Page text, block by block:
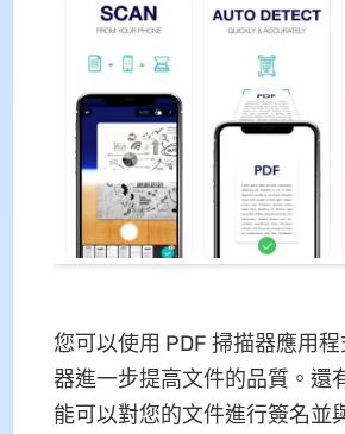
您可以使用 PDF 掃描器應用
器進一步提高文件的品質。還
能可以對您的文件進行簽名並